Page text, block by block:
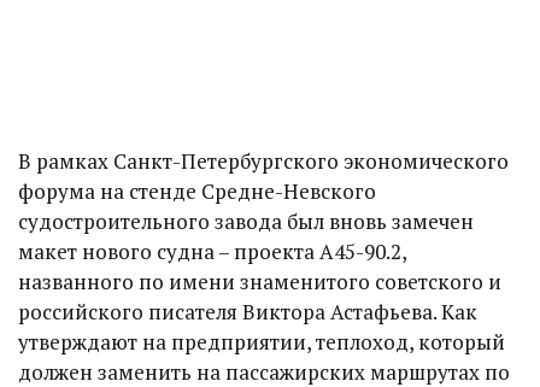
В рамках Санкт-Петербургского экономического
форума на стенде Средне-Невского
судостроительного завода был вновь замечен
макет нового судна – проекта А45-90.2,
названного по имени знаменитого советского и
российского писателя Виктора Астафьева. Как
утверждают на предприятии, теплоход, который
должен заменить на пассажирских маршрутах по